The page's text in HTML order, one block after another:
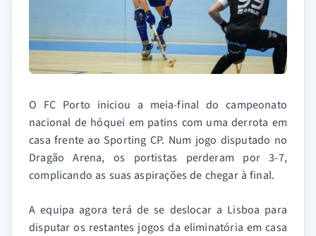
O FC Porto iniciou a meia-final do campeonato
nacional de hóquei em patins com uma derrota em
casa frente ao Sporting CP. Num jogo disputado no
Dragão Arena, os portistas perderam por 3-7,
complicando as suas aspirações de chegar à final.
A equipa agora terá de se deslocar a Lisboa para
disputar os restantes jogos da eliminatória em casa